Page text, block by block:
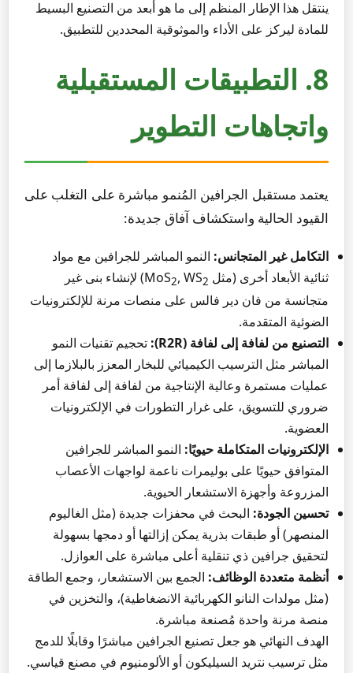
ينتقل هذا الإطار المنظم إلى ما هو أبعد من التصنيع البسيط
للمادة ليركز على الأداء والموثوقية المحددين للتطبيق.
8. التطبيقات المستقبلية
واتجاهات التطوير
يعتمد مستقبل الجرافين المُنمو مباشرة على التغلب على
القيود الحالية واستكشاف آفاق جديدة:
التكامل غير المتجانس: النمو المباشر للجرافين مع مواد
ثنائية الأبعاد أخرى (مثل MoS
2, WS2
) لإنشاء بنى غير
متجانسة من فان دير فالس على منصات مرنة للإلكترونيات
الضوئية المتقدمة.
التصنيع من لفافة إلى لفافة (R2R):
تحجيم تقنيات النمو
المباشر مثل الترسيب الكيميائي للبخار المعزز بالبلازما إلى
عمليات مستمرة وعالية الإنتاجية من لفافة إلى لفافة أمر
ضروري للتسويق، على غرار التطورات في الإلكترونيات
العضوية.
الإلكترونيات المتكاملة حيويًا: النمو المباشر للجرافين
المتوافق حيويًا على بوليمرات ناعمة لواجهات الأعصاب
المزروعة وأجهزة الاستشعار الحيوية.
تحسين الجودة: البحث في محفزات جديدة (مثل الغاليوم
المنصهر) أو طبقات بذرية يمكن إزالتها أو دمجها بسهولة
لتحقيق جرافين ذي تنقلية أعلى مباشرة على العوازل.
أنظمة متعددة الوظائف: الجمع بين الاستشعار، وجمع الطاقة
(مثل مولدات النانو الكهربائية الانضغاطية)، والتخزين في
منصة مرنة واحدة مُصنعة مباشرة.
الهدف النهائي هو جعل تصنيع الجرافين مباشرًا وقابلًا للدمج
مثل ترسيب نتريد السيليكون أو الألومنيوم في مصنع قياسي.